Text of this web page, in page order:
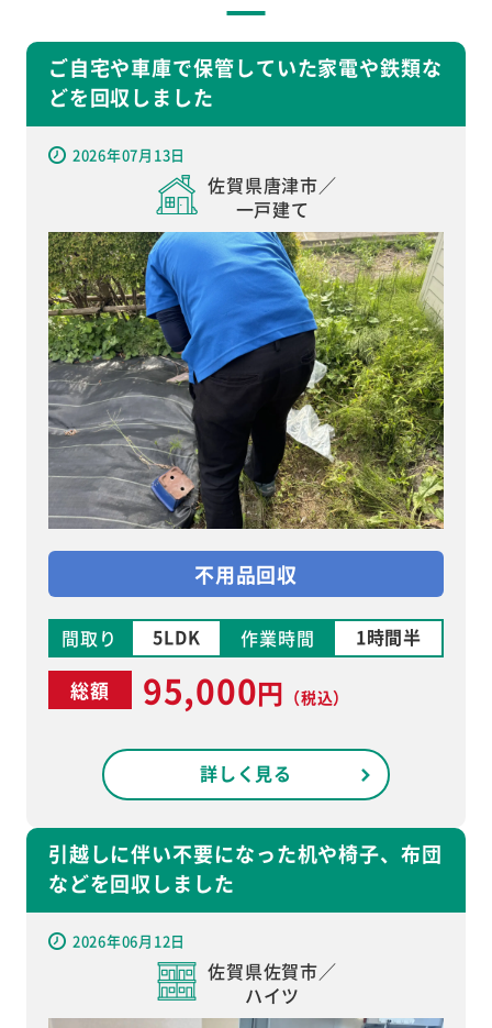
ご自宅や車庫で保管していた家電や鉄類な
どを回収しました
2026年07月13日
佐賀県唐津市／
一戸建て
不用品回収
間取り 5LDK 作業時間 1時間半
総額 95,000円 （税込）
詳しく見る
引越しに伴い不要になった机や椅子、布団
などを回収しました
2026年06月12日
佐賀県佐賀市／
ハイツ